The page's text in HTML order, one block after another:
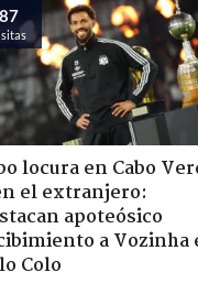
87
locura en Cabo
el extranjero:
apoteósico
a Vozinha
Colo